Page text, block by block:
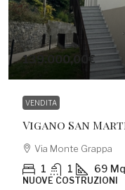
139.000,00€
VENDITA
Vigano San
Via Monte Grappa
1 1 69 Mq
NUOVE COSTRUZIONI